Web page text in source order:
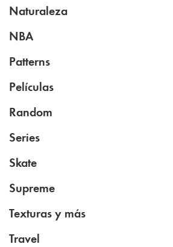
Naturaleza
NBA
Patterns
Películas
Random
Series
Skate
Supreme
Texturas y más
Travel